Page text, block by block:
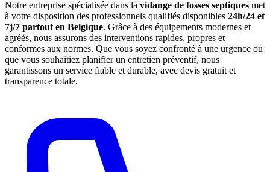
Notre entreprise spécialisée dans la vidange de fosses septiques met
à votre disposition des professionnels qualifiés disponibles 24h/24 et
7j/7 partout en Belgique. Grâce à des équipements modernes et
agréés, nous assurons des interventions rapides, propres et
conformes aux normes. Que vous soyez confronté à une urgence ou
que vous souhaitiez planifier un entretien préventif, nous
garantissons un service fiable et durable, avec devis gratuit et
transparence totale.